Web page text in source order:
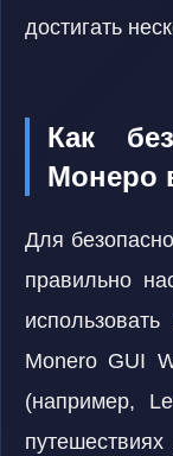
достигать
Как
Монеро
Для
правильно
Monero GUI
(например,